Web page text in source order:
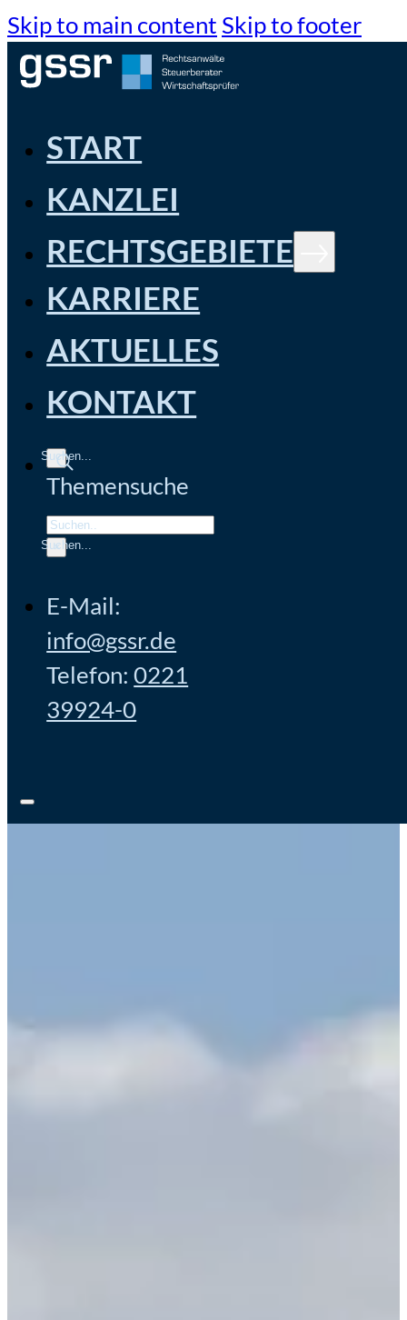
Skip to main content Skip to footer
START
KANZLEI
RECHTSGEBIETE
KARRIERE
AKTUELLES
KONTAKT
Themensuche
Search
×
E-Mail:
info@gssr.de
Telefon:0221
39924-0